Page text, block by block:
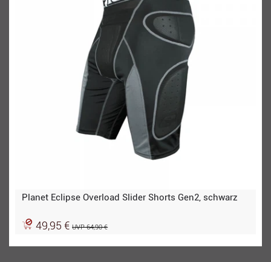
Planet Eclipse Overload Slider Shorts Gen2, schwarz
49,95 €UVP 64,90 €